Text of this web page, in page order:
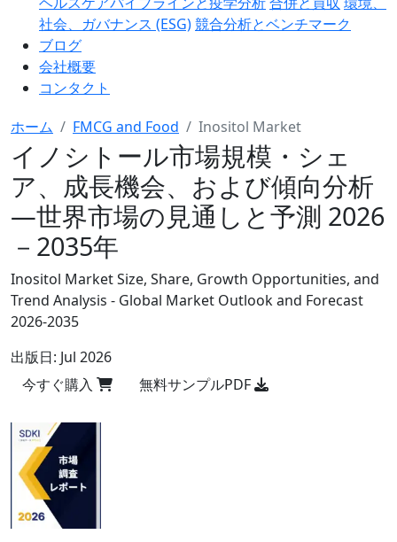
社会、ガバナンス (ESG)競合分析とベンチマーク
ブログ
会社概要
コンタクト
ホーム FMCG and Food Inositol Market
イノシトール市場規模・シェ
ア、成長機会、および傾向分析
―世界市場の見通しと予測 2026
－2035年
Inositol Market Size, Share, Growth Opportunities, and
Trend Analysis - Global Market Outlook and Forecast
2026-2035
出版日: Jul 2026
今すぐ購入
無料サンプルPDF